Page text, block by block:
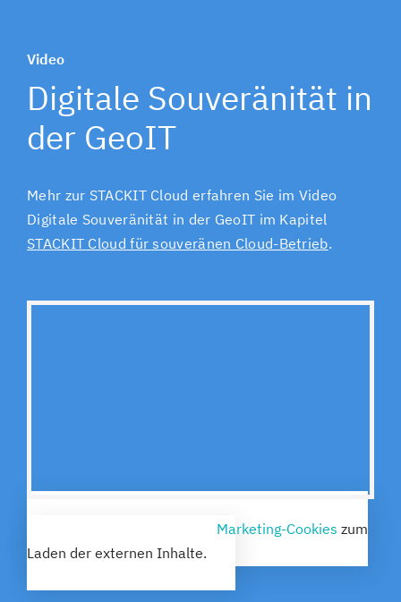
Video
Digitale Souveränität in
der GeoIT
Mehr zur STACKIT Cloud erfahren Sie im Video
Digitale Souveränität in der GeoIT im Kapitel
STACKIT Cloud für souveränen Cloud-Betrieb.
Marketing-Cookies zum
Laden der externen Inhalte.